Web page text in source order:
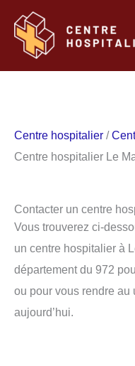
contenu
Centre hospitalier /
Centre hospitalier Le
Contacter un centre
Vous trouverez ci-
un centre hospitalier à
département du 972
ou pour vous rendre au
aujourd’hui.